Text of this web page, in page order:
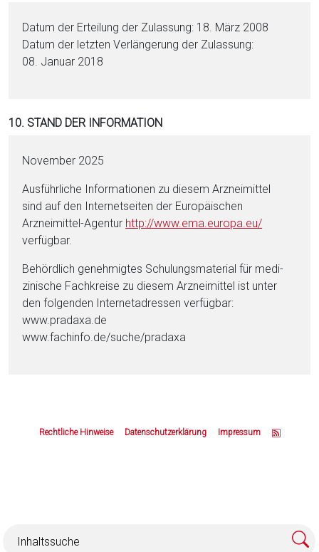
Datum der Erteilung der Zulassung: 18. März 2008
Datum der letzten Verlängerung der Zulassung:
08. Januar 2018
10. STAND DER INFORMATION
November 2025
Ausführliche Informationen zu diesem Arzneimittel
sind auf den Internetseiten der Europäischen
Arzneimittel-Agentur http://www.ema.eu­ropa.eu/
verfügbar.
Behördlich genehmigtes Schulungsmaterial für me­di­
zinische Fachkreise zu diesem Arzneimittel ist unter
den folgenden Internetadressen verfügbar:
www.pradaxa.de
www.fachinfo.de/suche/pradaxa
Rechtliche Hinweise Datenschutzerklärung Impressum